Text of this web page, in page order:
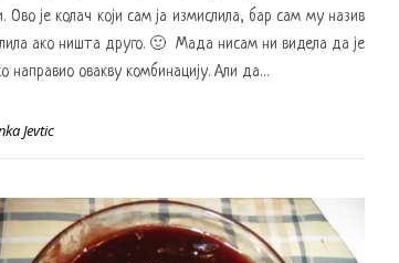
Ово је колач који сам ја измислила, бар сам му назив
ако ништа друго. 🙂 Мада нисам ни видела да је
направио овакву комбинацију. Али да…
Jevtic